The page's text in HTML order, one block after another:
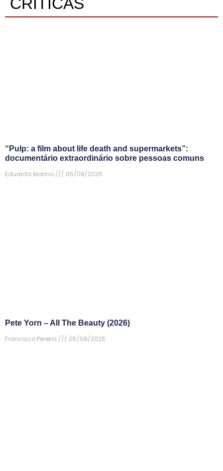
“Pulp: a film about life death and supermarkets”:
documentário extraordinário sobre pessoas comuns
Eduardo Marino
05/08/2026
Pete Yorn – All The Beauty (2026)
Francisco Pereira
05/08/2026